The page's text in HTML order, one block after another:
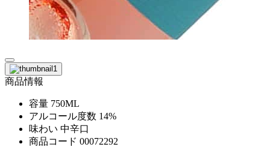
商品情報
容量 750ML
アルコール度数 14%
味わい 中辛口
商品コード 00072292